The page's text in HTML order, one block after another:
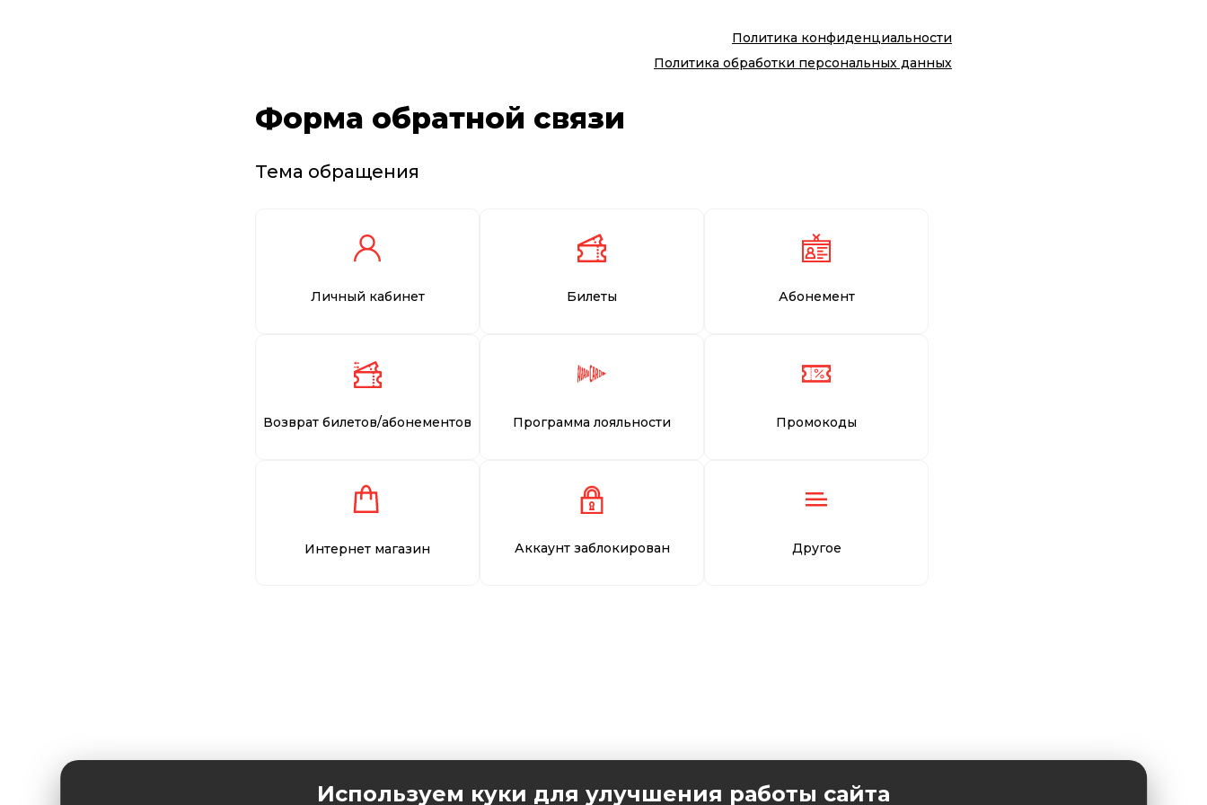
Политика конфиденциальности
Политика обработки персональных данных
Форма обратной связи
Тема обращения
Личный кабинет Билеты Абонемент
Возврат билетов/абонементов Программа лояльности Промокоды
Интернет магазин Аккаунт заблокирован Другое
Используем куки для улучшения работы сайта